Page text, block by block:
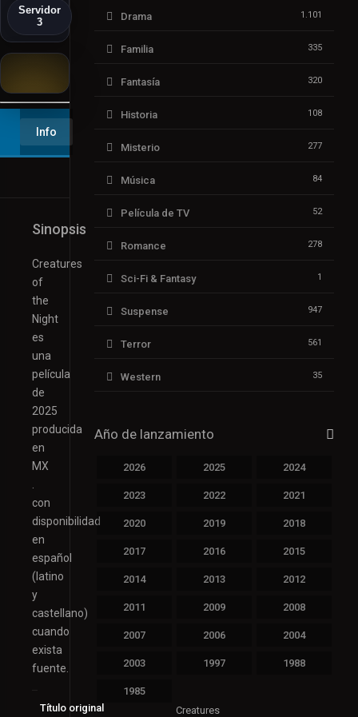
Servidor
3
▶️ Play
Info
Sinopsis
Creatures
of
the
Night
es
una
película
de
2025
producida
en
MX
con
disponibilidad
en
español
(latino
y
castellano)
cuando
exista
fuente.
Título original
Creatures
Drama 1.101
Familia 335
Fantasía 320
Historia 108
Misterio 277
Música 84
Película de TV 52
Romance 278
Sci-Fi & Fantasy 1
Suspense 947
Terror 561
Western 35
Año de lanzamiento
2026 2025 2024
2023 2022 2021
2020 2019 2018
2017 2016 2015
2014 2013 2012
2011 2009 2008
2007 2006 2004
2003 1997 1988
1985